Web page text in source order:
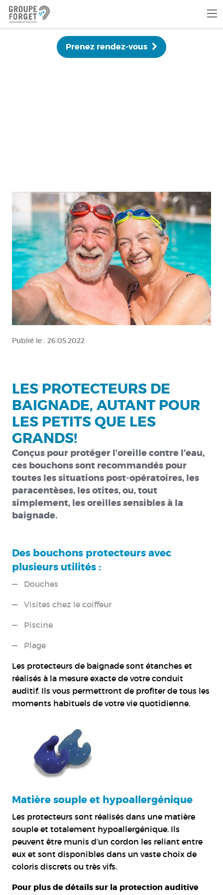
Prenez rendez-vous
Publié le : 26.05.2022
LES PROTECTEURS DE
BAIGNADE, AUTANT POUR
LES PETITS QUE LES
GRANDS!
Conçus pour protéger l’oreille contre l’eau,
ces bouchons sont recommandés pour
toutes les situations post-opératoires, les
paracentèses, les otites, ou, tout
simplement, les oreilles sensibles à la
baignade.
Des bouchons protecteurs avec
plusieurs utilités :
Douches
Visites chez le coiffeur
Piscine
Plage
Les protecteurs de baignadesont étanches et
réalisés à la mesure exacte de votre conduit
auditif. Ils vous permettront de profiter de tous les
moments habituels de votre vie quotidienne.
Matière souple et hypoallergénique
Les protecteurs sont réalisés dans une matière
souple et totalement hypoallergénique. Ils
peuvent être munis d’un cordon les reliant entre
eux et sont disponibles dans un vaste choix de
coloris discrets ou très vifs.
Pour plus de détails sur la protection auditive